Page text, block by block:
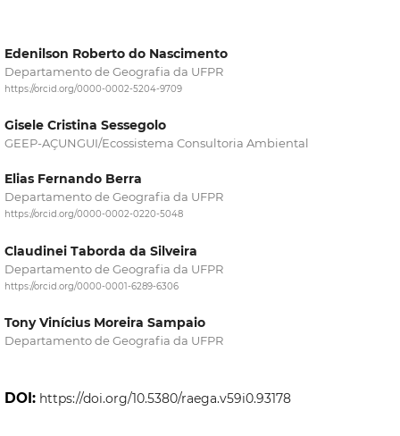
Edenilson Roberto do Nascimento
Departamento de Geografia da UFPR
https://orcid.org/0000-0002-5204-9709
Gisele Cristina Sessegolo
GEEP-AÇUNGUI/Ecossistema Consultoria Ambiental
Elias Fernando Berra
Departamento de Geografia da UFPR
https://orcid.org/0000-0002-0220-5048
Claudinei Taborda da Silveira
Departamento de Geografia da UFPR
https://orcid.org/0000-0001-6289-6306
Tony Vinícius Moreira Sampaio
Departamento de Geografia da UFPR
DOI: https://doi.org/10.5380/raega.v59i0.93178